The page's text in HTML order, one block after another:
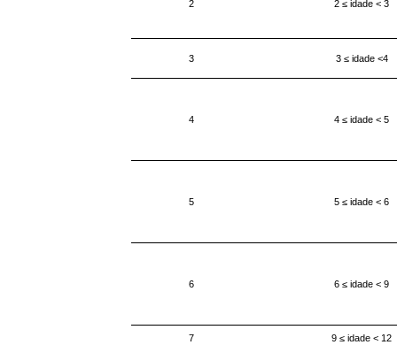
2 2 ≤ idade < 3
3 3 ≤ idade <4
4 4 ≤ idade < 5
5 5 ≤ idade < 6
6 6 ≤ idade < 9
7 9 ≤ idade < 12